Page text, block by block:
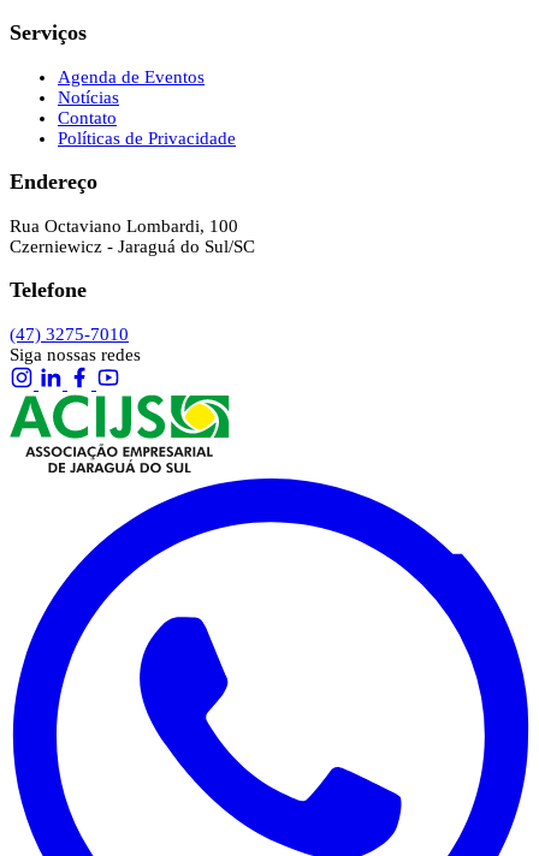
Serviços
Agenda de Eventos
Notícias
Contato
Políticas de Privacidade
Endereço
Rua Octaviano Lombardi, 100
Czerniewicz - Jaraguá do Sul/SC
Telefone
(47) 3275-7010
Siga nossas redes